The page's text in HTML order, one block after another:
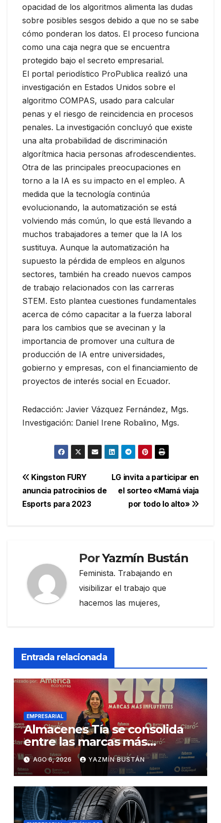
opacidad de los algoritmos alimenta las dudas
sobre posibles sesgos debido a que no se sabe
cómo ponderan los datos. El proceso funciona
como una caja negra que se encuentra
protegido bajo el secreto empresarial.
El portal periodístico ProPublica realizó una
investigación en Estados Unidos sobre el
algoritmo COMPAS, usado para calcular
penas y el riesgo de reincidencia en procesos
penales. La investigación concluyó que existe
una alta probabilidad de discriminación
algorítmica hacia personas afrodescendientes.
Otra de las principales preocupaciones en
torno a la IA es su impacto en el empleo. A
medida que la tecnología continúa
evolucionando, la automatización se está
volviendo más común, lo que está llevando a
muchos trabajadores a temer que la IA los
sustituya. Aunque la automatización ha
supuesto la pérdida de empleos en algunos
sectores, también ha creado nuevos campos
de trabajo relacionados con las carreras
STEM. Esto plantea cuestiones fundamentales
acerca de cómo capacitar a la fuerza laboral
para los cambios que se avecinan y la
importancia de promover una cultura de
producción de IA entre universidades,
gobierno y empresas, con el financiamiento de
proyectos de interés social en Ecuador.
Redacción: Javier Vázquez Fernández, Mgs.
Investigación: Daniel Irene Robalino, Mgs.
Navegación
de
LG invita a participar en
el sorteo «Mamá viaja
por todo lo alto»
Kingston FURY
anuncia patrocinios de
Esports para 2023
PorYazmín Bustán
Feminista. Trabajando en
visibilizar el trabajo que
hacemos las mujeres,
Entrada relacionada
EMPRESARIAL
Almacenes Tía se consolida
entre las marcas más
influyentes del Ecuador
AGO 6, 2026 YAZMÍN BUSTÁN